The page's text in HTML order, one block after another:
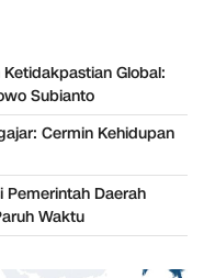
Global:
Subianto
Cermin Kehidupan
Pemerintah Daerah
Waktu